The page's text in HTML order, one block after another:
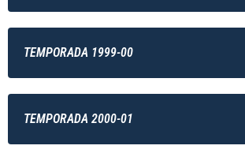
TEMPORADA 1999-00
TEMPORADA 2000-01